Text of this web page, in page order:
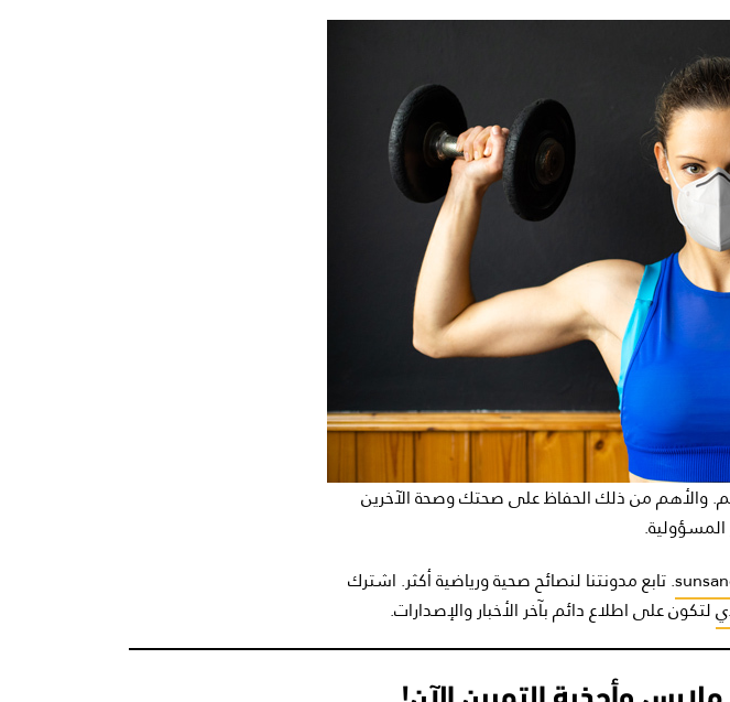
والأهم من ذلك الحفاظ على صحتك وصحة الآخرين
المسؤولية.
. تابع مدونتنا لنصائح صحية ورياضية أكثر. اشترك
لتكون على اطلاع دائم بآخر الأخبار والإصدارات.